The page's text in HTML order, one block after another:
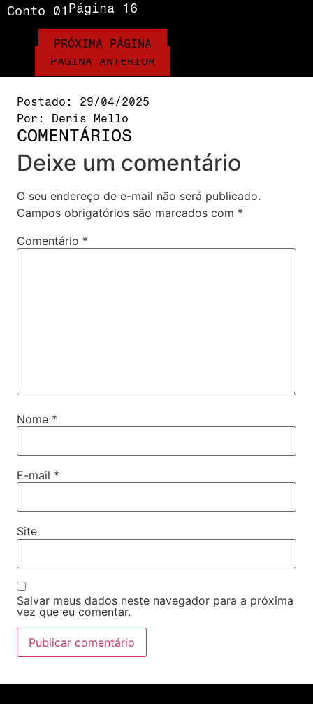
Conto 01 Página 16
PÁGINA ANTERIOR
PRÓXIMA PÁGINA
Postado:
29/04/2025
Por:
Denis Mello
COMENTÁRIOS
Deixe um comentário
O seu endereço de e-mail não será publicado.
Campos obrigatórios são marcados com *
Comentário *
Nome *
E-mail *
Site
Salvar meus dados neste navegador para a próxima
vez que eu comentar.